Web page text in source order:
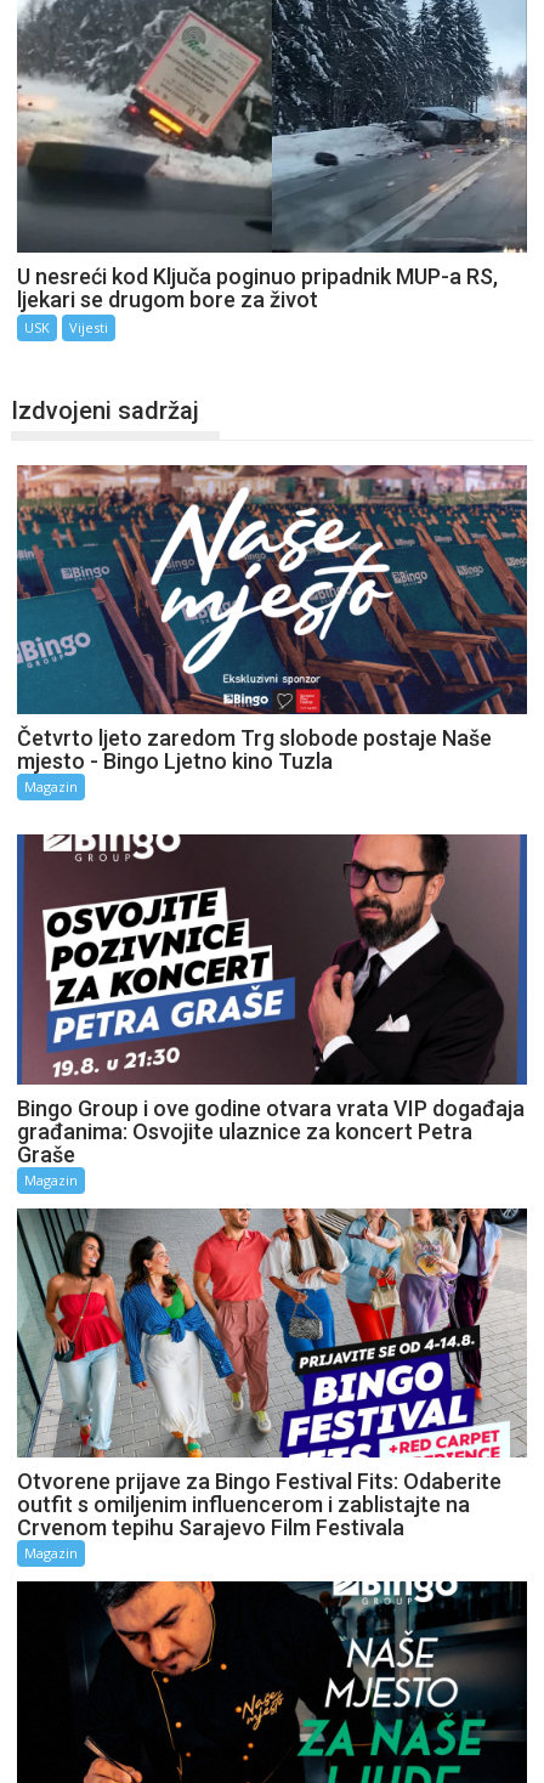
U nesreći kod Ključa poginuo pripadnik MUP-a RS,
ljekari se drugom bore za život
USK Vijesti
Izdvojeni sadržaj
Četvrto ljeto zaredom Trg slobode postaje Naše
mjesto - Bingo Ljetno kino Tuzla
Magazin
Bingo Group i ove godine otvara vrata VIP događaja
građanima: Osvojite ulaznice za koncert Petra
Graše
Magazin
Otvorene prijave za Bingo Festival Fits: Odaberite
outfit s omiljenim influencerom i zablistajte na
Crvenom tepihu Sarajevo Film Festivala
Magazin